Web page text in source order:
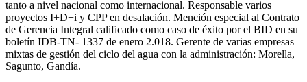
tanto a nivel nacional como internacional. Responsable varios
proyectos I+D+i y CPP en desalación. Mención especial al Contrato
de Gerencia Integral calificado como caso de éxito por el BID en su
boletín IDB-TN- 1337 de enero 2.018. Gerente de varias empresas
mixtas de gestión del ciclo del agua con la administración: Morella,
Sagunto, Gandía.